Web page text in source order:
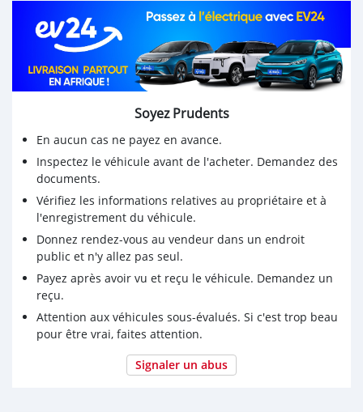
Soyez Prudents
En aucun cas ne payez en avance.
Inspectez le véhicule avant de l'acheter. Demandez des
documents.
Vérifiez les informations relatives au propriétaire et à
l'enregistrement du véhicule.
Donnez rendez-vous au vendeur dans un endroit
public et n'y allez pas seul.
Payez après avoir vu et reçu le véhicule. Demandez un
reçu.
Attention aux véhicules sous-évalués. Si c'est trop beau
pour être vrai, faites attention.
Signaler un abus